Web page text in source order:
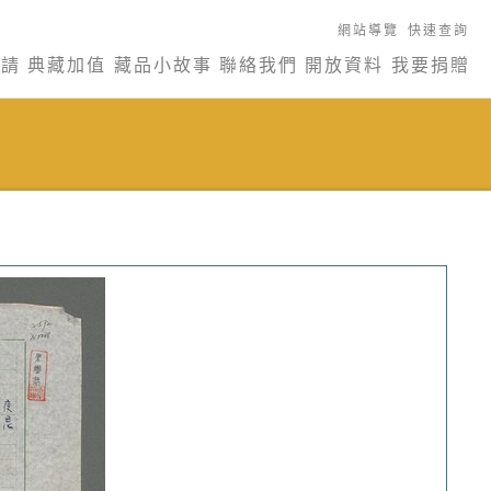
網站導覽 快速查詢
典藏加值 藏品小故事 聯絡我們 開放資料 我要捐贈